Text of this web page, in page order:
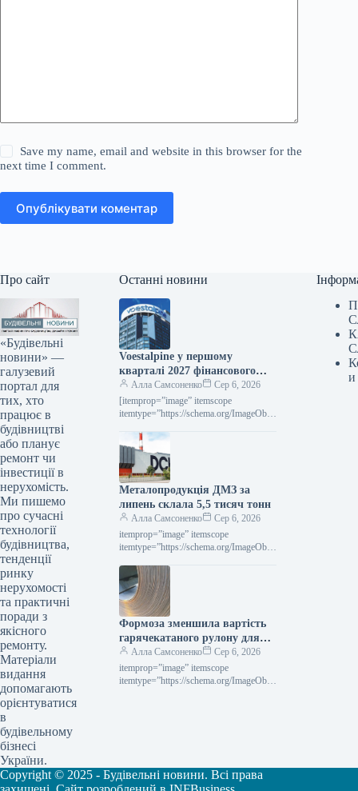
Save my name, email and website in this browser for the
next time I comment.
Опублікувати коментар
Про сайт
«Будівельні
новини» —
галузевий
портал для
тих, хто
працює в
будівництві
або планує
ремонт чи
інвестиції в
нерухомість.
Ми пишемо
про сучасні
технології
будівництва,
тенденції
ринку
нерухомості
та практичні
поради з
якісного
ремонту.
Матеріали
видання
допомагають
орієнтуватися
в
будівельному
бізнесі
України.
Останні новини
Voestalpine у першому
кварталі 2027 фінансового
року підвищила виручку на
2,4% порівняно з попереднім
роком.
Алла Самсоненко
Сер 6, 2026
[itemprop=”image” itemscope
itemtype=”https://schema.org/ImageObje
Новини Глобальний ринок voestalpine
Роздрукувати 80 06 Серпня 2026
Voestalpine у І кварталі 2027
фінроку…
Металопродукція ДМЗ за
липень склала 5,5 тисяч тонн
Алла Самсоненко
Сер 6, 2026
itemprop=”image” itemscope
itemtype=”https://schema.org/ImageObje
Компанії ДМЗ Друкувати 93 06
Серпня 2026 ДМЗ у липні виробив 5,5
тис. т…
Формоза зменшила вартість
гарячекатаного рулону для
вересневої реалізації
Алла Самсоненко
Сер 6, 2026
itemprop=”image” itemscope
itemtype=”https://schema.org/ImageObje
и
Copyright © 2025 - Будівельні новини. Всі права